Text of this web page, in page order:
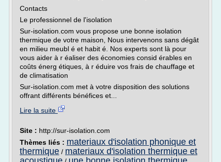
Contacts
Le professionnel de l'isolation
Sur-isolation.com vous propose une bonne isolation
thermique de votre maison, Nous intervenons sans dégât
en milieu meubl é et habit é. Nos experts sont là pour
vous aider à r éaliser des économies consid érables en
coûts énerg étiques, à r éduire vos frais de chauffage et
de climatisation
Sur-isolation.com met à votre disposition des solutions
offrant différents bénéfices et...
Lire la suite
Site : http://sur-isolation.com
Thèmes liés : materiaux d'isolation phonique et
thermique / materiaux d'isolation thermique et